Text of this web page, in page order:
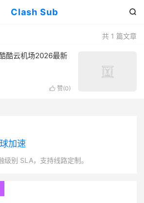
Clash Sub 
共 1 篇文章
酷云机场2026最新
 赞(0)
加速
级别 SLA，支持线路定制。